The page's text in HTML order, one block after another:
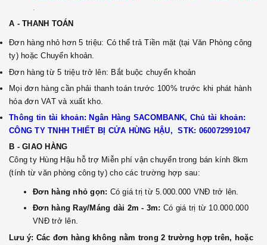
.
A - THANH TOÁN
Đơn hàng nhỏ hơn 5 triệu: Có thể trả Tiền mặt (tại Văn Phòng công
ty) hoặc Chuyển khoản.
Đơn hàng từ 5 triệu trở lên: Bắt buộc chuyển khoản
Mọi đơn hàng cần phải thanh toán trước 100% trước khi phát hành
hóa đơn VAT và xuất kho.
Thông tin tài khoản: Ngân Hàng SACOMBANK, Chủ tài khoản:
CÔNG TY TNHH THIẾT BỊ CỬA HÙNG HẬU, STK: 060072991047
B - GIAO HÀNG
Công ty Hùng Hậu hỗ trợ Miễn phí vận chuyển trong bán kính 8km
(tính từ văn phòng công ty) cho các trường hợp sau:
Đơn hàng nhỏ gọn: Có giá trị từ 5.000.000 VNĐ trở lên.
Đơn hàng Ray/Máng dài 2m - 3m: Có giá trị từ 10.000.000
VNĐ trở lên.
Lưu ý: Các đơn hàng không nằm trong 2 trường hợp trên, hoặc